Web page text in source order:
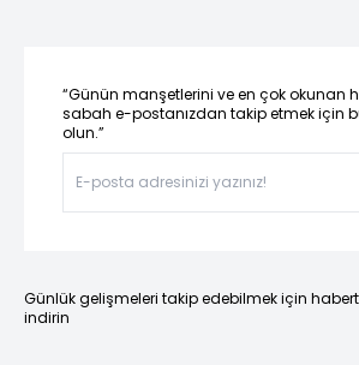
“Günün manşetlerini ve en çok okunan
sabah e-postanızdan takip etmek için
olun.”
Günlük gelişmeleri takip edebilmek için
indirin